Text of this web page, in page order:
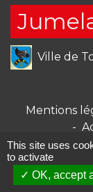
Ville de
Mentions
-
Site
This site uses
to activate
OK, accept